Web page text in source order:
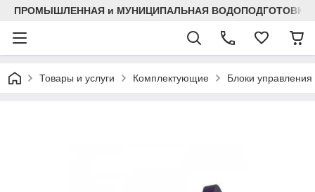
ПРОМЫШЛЕННАЯ и МУНИЦИПАЛЬНАЯ ВОДОПОДГОТОВКА
Товары и услуги Комплектующие Блоки управления